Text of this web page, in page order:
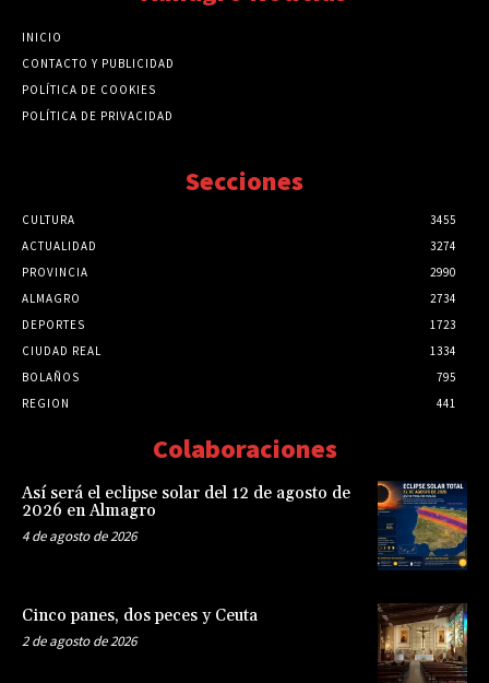
INICIO
CONTACTO Y PUBLICIDAD
POLÍTICA DE COOKIES
POLÍTICA DE PRIVACIDAD
Secciones
CULTURA
3455
ACTUALIDAD
3274
PROVINCIA
2990
ALMAGRO
2734
DEPORTES
1723
CIUDAD REAL
1334
BOLAÑOS
795
REGION
441
Colaboraciones
Así será el eclipse solar del 12 de agosto de
2026 en Almagro
4 de agosto de 2026
Cinco panes, dos peces y Ceuta
2 de agosto de 2026